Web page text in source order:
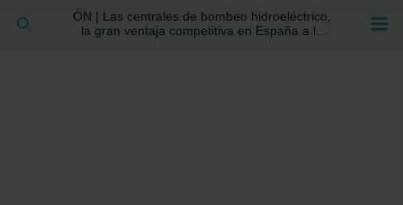
ÓN | Las centrales de bombeo hidroeléctrico,
la gran ventaja competitiva en España a la
BUSCAR